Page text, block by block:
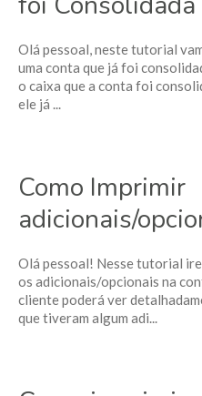
Olá pessoal, neste tutorial
uma conta que já foi
o caixa que a conta foi
ele já ...
Como Imprimir
adicionais/
Olá pessoal! Nesse tutorial
os adicionais/opcionais na
cliente poderá ver
que tiveram algum adi...